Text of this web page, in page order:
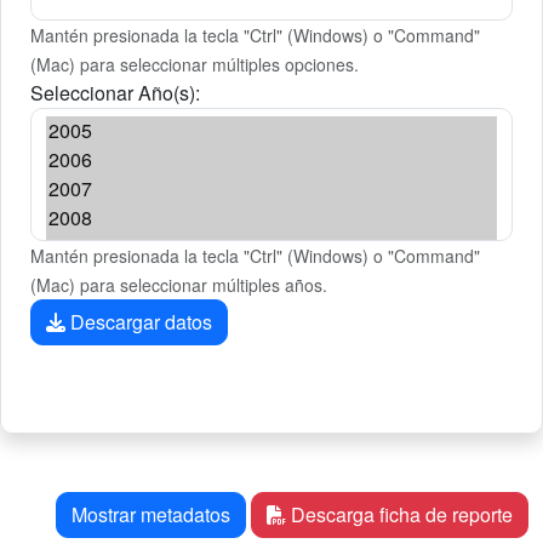
Mantén presionada la tecla "Ctrl" (Windows) o "Command"
(Mac) para seleccionar múltiples opciones.
Seleccionar Año(s):
Mantén presionada la tecla "Ctrl" (Windows) o "Command"
(Mac) para seleccionar múltiples años.
Descargar datos
Mostrar metadatos Descarga ficha de reporte